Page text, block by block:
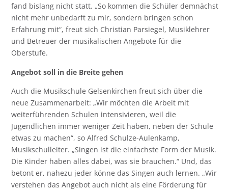
fand bislang nicht statt. „So kommen die Schüler demnächst
nicht mehr unbedarft zu mir, sondern bringen schon
Erfahrung mit“, freut sich Christian Parsiegel, Musiklehrer
und Betreuer der musikalischen Angebote für die
Oberstufe.
Angebot soll in die Breite gehen
Auch die Musikschule Gelsenkirchen freut sich über die
neue Zusammenarbeit: „Wir möchten die Arbeit mit
weiterführenden Schulen intensivieren, weil die
Jugendlichen immer weniger Zeit haben, neben der Schule
etwas zu machen“, so Alfred Schulze-Aulenkamp,
Musikschulleiter. „Singen ist die einfachste Form der Musik.
Die Kinder haben alles dabei, was sie brauchen.“ Und, das
betont er, nahezu jeder könne das Singen auch lernen. „Wir
verstehen das Angebot auch nicht als eine Förderung für